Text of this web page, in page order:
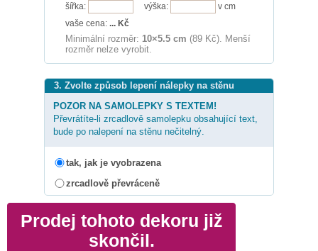
šířka:
výška:
v cm
vaše cena:
Kč
Minimální rozměr: 10×5.5 cm (89 Kč). Menší
rozměr nelze vyrobit.
3. Zvolte způsob lepení nálepky na stěnu
POZOR NA SAMOLEPKY S TEXTEM!
Převrátíte-li zrcadlově samolepku obsahující text,
bude po nalepení na stěnu nečitelný.
tak, jak je vyobrazena
zrcadlově převráceně
Prodej tohoto dekoru již
skončil.